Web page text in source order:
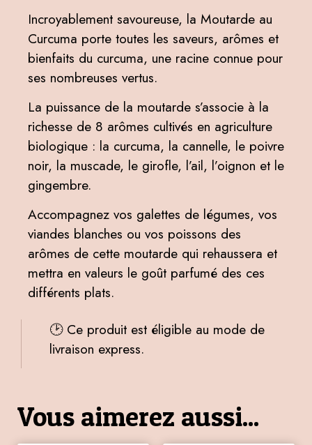
Incroyablement savoureuse, la Moutarde au
Curcuma porte toutes les saveurs, arômes et
bienfaits du curcuma, une racine connue pour
ses nombreuses vertus.
La puissance de la moutarde s’associe à la
richesse de 8 arômes cultivés en agriculture
biologique : la curcuma, la cannelle, le poivre
noir, la muscade, le girofle, l’ail, l’oignon et le
gingembre.
Accompagnez vos galettes de légumes, vos
viandes blanches ou vos poissons des
arômes de cette moutarde qui rehaussera et
mettra en valeurs le goût parfumé des ces
différents plats.
🕑 Ce produit est éligible au mode de
livraison express.
Vous aimerez aussi...